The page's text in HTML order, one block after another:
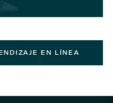
EN LÍNEA